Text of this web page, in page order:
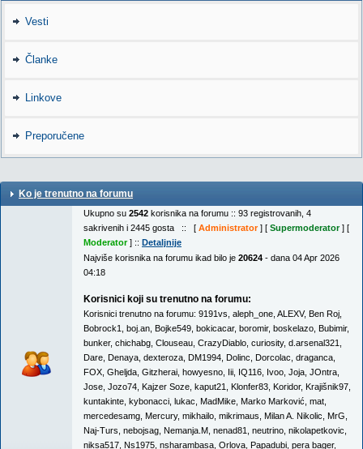
Vesti
Članke
Linkove
Preporučene
Ko je trenutno na forumu
Ukupno su 2542 korisnika na forumu :: 93 registrovanih, 4
sakrivenih i 2445 gosta :: [ Administrator] [ Supermoderator] [
Moderator] :: Detaljnije
Najviše korisnika na forumu ikad bilo je 20624 - dana 04 Apr 2026
04:18
Korisnici koji su trenutno na forumu:
Korisnici trenutno na forumu: 9191vs aleph_one ALEXV, Ben Roj
Bobrock1
boj.an Bojke549 bokicacar, boromir, boskelazo Bubimir,
bunker, chichabg Clouseau CrazyDiablo curiosity, d.arsenal321
Dare Denaya dexteroza DM1994 Dolinc Dorcolac draganca
FOX Gheljda Gitzherai howyesno Iii IQ116 Ivoo Joja JOntra
Jose Jozo74 Kajzer Soze kaput21 Klonfer83 Koridor, Krajišnik97
kuntakinte kybonacci lukac MadMike Marko Marković mat
mercedesamg Mercury, mikhailo mikrimaus Milan A. Nikolic MrG
Naj-Turs nebojsag Nemanja.M nenad81 neutrino nikolapetkovic
niksa517 Ns1975 nsharambasa Orlova Papadubi pera bager,